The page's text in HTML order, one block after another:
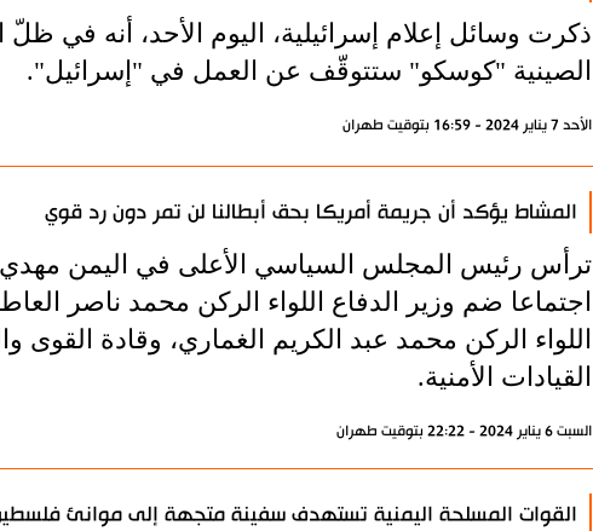
ذكرت وسائل إعلام إسرائيلية، اليوم الأحد، أنه في
الصينية "كوسكو" ستتوقّف عن العمل في "إسرائيل".
الأحد 7 يناير 2024 - 16:59 بتوقيت طهران
المشاط يؤكد أن جريمة أمريكا بحق أبطالنا لن تمر دون رد قوي
ترأس رئيس المجلس السياسي الأعلى في اليمن
اجتماعا ضم وزير الدفاع اللواء الركن محمد ناصر
اللواء الركن محمد عبد الكريم الغماري، وقادة
القيادات الأمنية.
السبت 6 يناير 2024 - 22:22 بتوقيت طهران
القوات المسلحة اليمنية تستهدف سفينة متجهة إلى موانئ